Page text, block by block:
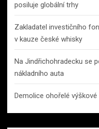
posiluje globální trhy
Zakladatel investičního
v kauze české whisky
Na Jindřichohradecku se
nákladního auta
Demolice ohořelé